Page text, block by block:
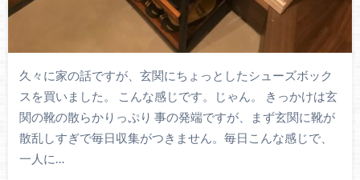
久々に家の話ですが、玄関にちょっとしたシューズボック
スを買いました。 こんな感じです。じゃん。 きっかけは玄
関の靴の散らかりっぷり 事の発端ですが、まず玄関に靴が
散乱しすぎで毎日収集がつきません。毎日こんな感じで、
一人に…